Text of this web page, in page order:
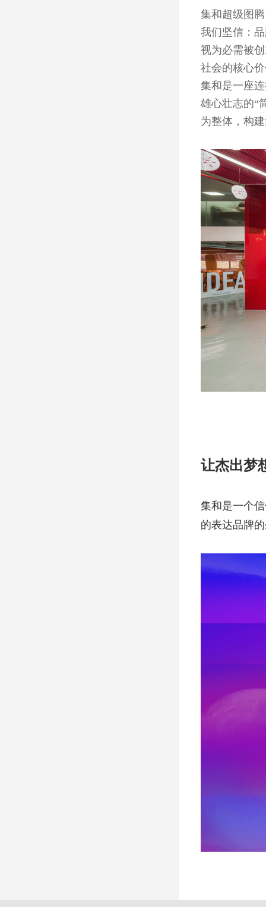
集和超级图
我们坚信：
视为必需被
社会的核心
集和是一座
雄心壮志的“
为整体，构
让杰出梦
集和是一个
的表达品牌